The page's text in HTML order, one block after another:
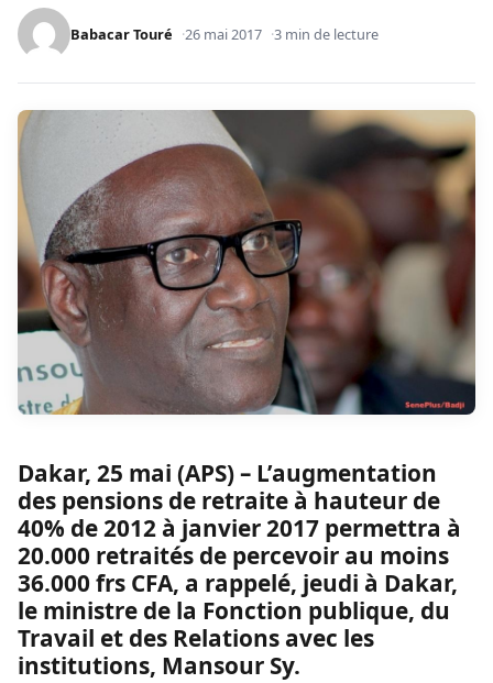
Babacar Touré 26 mai 2017 3 min de lecture
Dakar, 25 mai (APS) – L’augmentation
des pensions de retraite à hauteur de
40% de 2012 à janvier 2017 permettra à
20.000 retraités de percevoir au moins
36.000 frs CFA, a rappelé, jeudi à Dakar,
le ministre de la Fonction publique, du
Travail et des Relations avec les
institutions, Mansour Sy.